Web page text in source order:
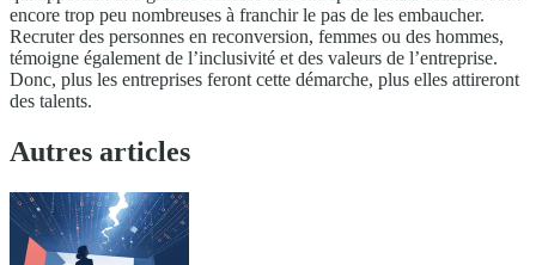
encore trop peu nombreuses à franchir le pas de les embaucher.
Recruter des personnes en reconversion, femmes ou des hommes,
témoigne également de l’inclusivité et des valeurs de l’entreprise.
Donc, plus les entreprises feront cette démarche, plus elles attireront
des talents.
Autres articles